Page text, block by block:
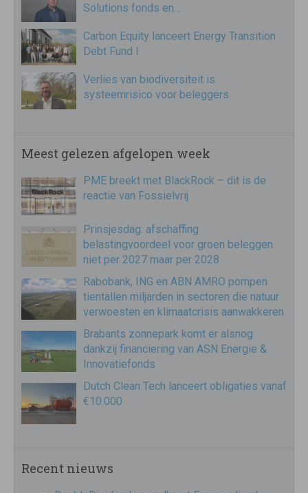
Solutions fonds en…
Carbon Equity lanceert Energy Transition
Debt Fund I
Verlies van biodiversiteit is
systeemrisico voor beleggers
Meest gelezen afgelopen week
PME breekt met BlackRock – dit is de
reactie van Fossielvrij
Prinsjesdag: afschaffing
belastingvoordeel voor groen beleggen
niet per 2027 maar per 2028
Rabobank, ING en ABN AMRO pompen
tientallen miljarden in sectoren die natuur
verwoesten en klimaatcrisis aanwakkeren
Brabants zonnepark komt er alsnog
dankzij financiering van ASN Energie &
Innovatiefonds
Dutch Clean Tech lanceert obligaties vanaf
€10.000
Recent nieuws